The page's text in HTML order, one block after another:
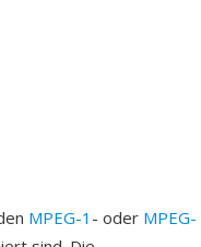
MPEG-1 - oder MPEG-